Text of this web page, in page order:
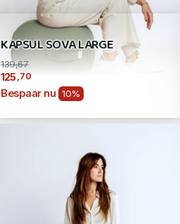
KAPSUL SOVA LARGE
139,67
125 ,70
Bespaar nu 10%